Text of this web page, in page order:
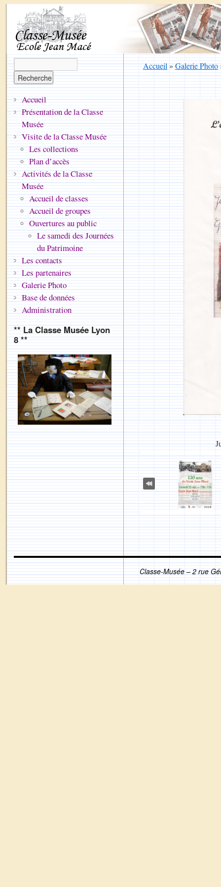
Accueil»Galerie Photo
Accueil
Présentation de la Classe
Musée
Visite de la Classe Musée
Les collections
Plan d’accès
Activités de la Classe
Musée
Accueil de classes
Accueil de groupes
Ouvertures au public
Le samedi des Journées
du Patrimoine
Les contacts
Les partenaires
Galerie Photo
Base de données
Administration
** La Classe Musée Lyon
8 **
Classe-Musée – 2 rue